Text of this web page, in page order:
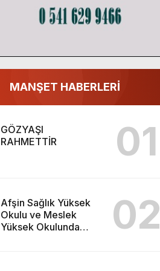
MANŞET HABERLERİ
GÖZYAŞI
RAHMETTİR
01
Afşin Sağlık Yüksek
Okulu ve Meslek
Yüksek Okulunda
02